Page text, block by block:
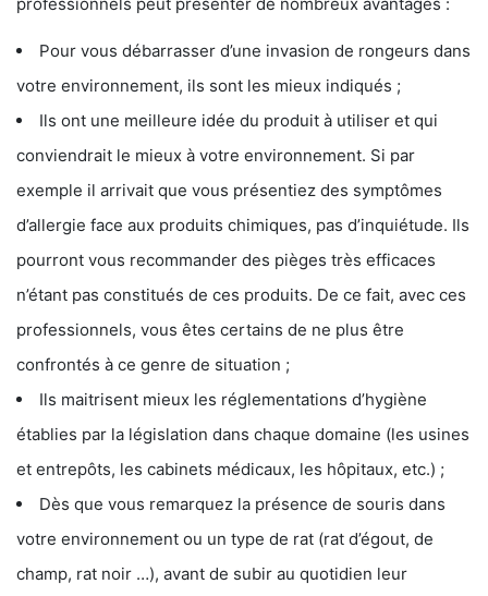
Pour vous débarrasser d’une invasion de rongeurs dans
votre environnement, ils sont les mieux indiqués ;
Ils ont une meilleure idée du produit à utiliser et qui
conviendrait le mieux à votre environnement. Si par
exemple il arrivait que vous présentiez des symptômes
d’allergie face aux produits chimiques, pas d’inquiétude. Ils
pourront vous recommander des pièges très efficaces
n’étant pas constitués de ces produits. De ce fait, avec ces
professionnels, vous êtes certains de ne plus être
confrontés à ce genre de situation ;
Ils maitrisent mieux les réglementations d’hygiène
établies par la législation dans chaque domaine (les usines
et entrepôts, les cabinets médicaux, les hôpitaux, etc.) ;
Dès que vous remarquez la présence de souris dans
votre environnement ou un type de rat (rat d’égout, de
champ, rat noir …), avant de subir au quotidien leur